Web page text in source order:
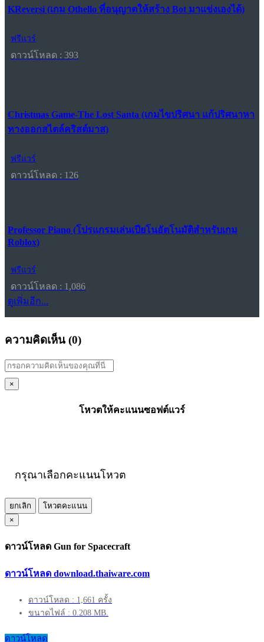
KReversi (เกม Othello ที่อนุญาตให้สร้าง Bot มาแข่งเองได้)
ฟรีแวร์
ดาวน์โหลด : 393
Christmas Game-The Lost Santa (เกมไขปริศนา แก้ปริศนาหา
ทางออกสไตล์คริสต์มาส)
ฟรีแวร์
ดาวน์โหลด : 126
Professor Piano (โปรแกรมเล่นเปียโนอัตโนมัติสำหรับเกม
Roblox)
ฟรีแวร์
ดาวน์โหลด : 1,086
ดูเพิ่มอีก...
ความคิดเห็น (0)
×
โหวตให้คะแนนซอฟต์แวร์
กรุณาเลือกคะแนนโหวต
ยกเลิก
โหวตคะแนน
×
ดาวน์โหลด Gun for Spacecraft
ดาวน์โหลด download.thaiware.com
ดาวน์โหลด : 1,661 ครั้ง
ขนาดไฟล์ : 0.208 MB.
ดาวน์โหลด